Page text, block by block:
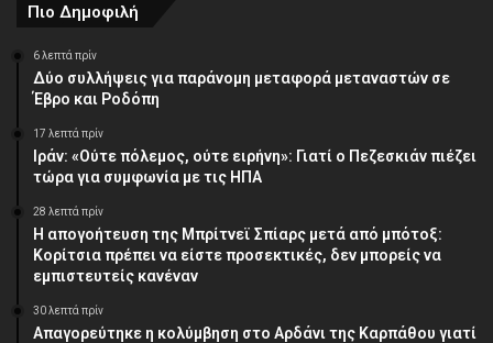
Πιο Δημοφιλή
6 λεπτά πρίν
Δύο συλλήψεις για παράνομη μεταφορά μεταναστών σε
Έβρο και Ροδόπη
17 λεπτά πρίν
Ιράν: «Ούτε πόλεμος, ούτε ειρήνη»: Γιατί ο Πεζεσκιάν πιέζει
τώρα για συμφωνία με τις ΗΠΑ
28 λεπτά πρίν
Η απογοήτευση της Μπρίτνεϊ Σπίαρς μετά από μπότοξ:
Κορίτσια πρέπει να είστε προσεκτικές, δεν μπορείς να
εμπιστευτείς κανέναν
30 λεπτά πρίν
Απαγορεύτηκε η κολύμβηση στο Αρδάνι της Καρπάθου γιατί